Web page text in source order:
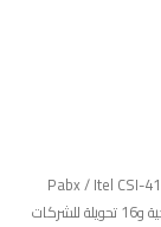
Pabx/ Itel CSI-
PABX Telephone System 4 Lines | سنترال 4 خطوط خارجية و16 تحويلة للشركات